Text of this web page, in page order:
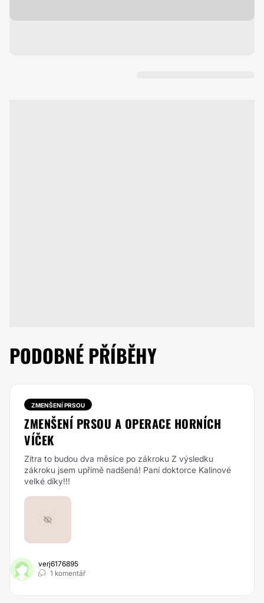
PODOBNÉ PŘÍBĚHY
ZMENŠENÍ PRSOU
ZMENŠENÍ PRSOU A OPERACE HORNÍCH
VÍČEK
Zítra to budou dva měsíce po zákroku Z výsledku
zákroku jsem upřímě nadšená! Paní doktorce Kalinové
velké díky!!!
verj6176895
1 komentář